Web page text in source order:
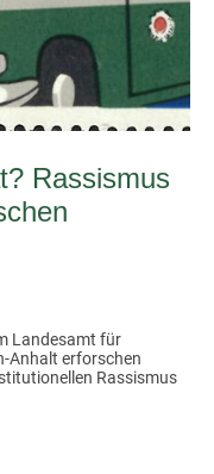
Rassismus
Landesamt für
Anhalt erforschen
Rassismus